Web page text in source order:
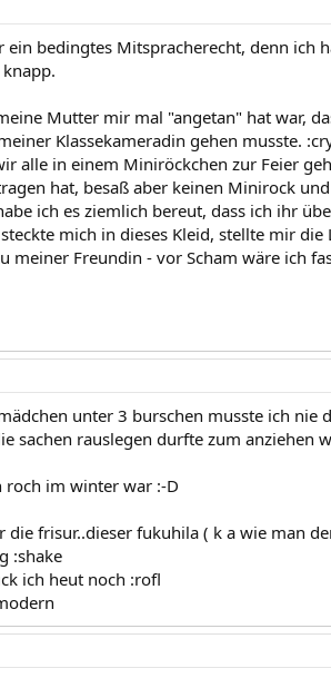
ein bedingtes Mitspracherecht, denn ich
Mutter mir mal "angetan" hat war,
Klassekameradin gehen musste.
alle in einem Miniröckchen zur Feier
hat, besaß aber keinen Minirock
ich es ziemlich bereut, dass ich ihr
mich in dieses Kleid, stellte mir
meiner Freundin - vor Scham wäre ich
unter 3 burschen musste ich nie
sachen rauslegen durfte zum anziehen
roch im winter war :-D
die frisur..dieser fukuhila ( k a wie man
:shake
ich heut noch :rofl